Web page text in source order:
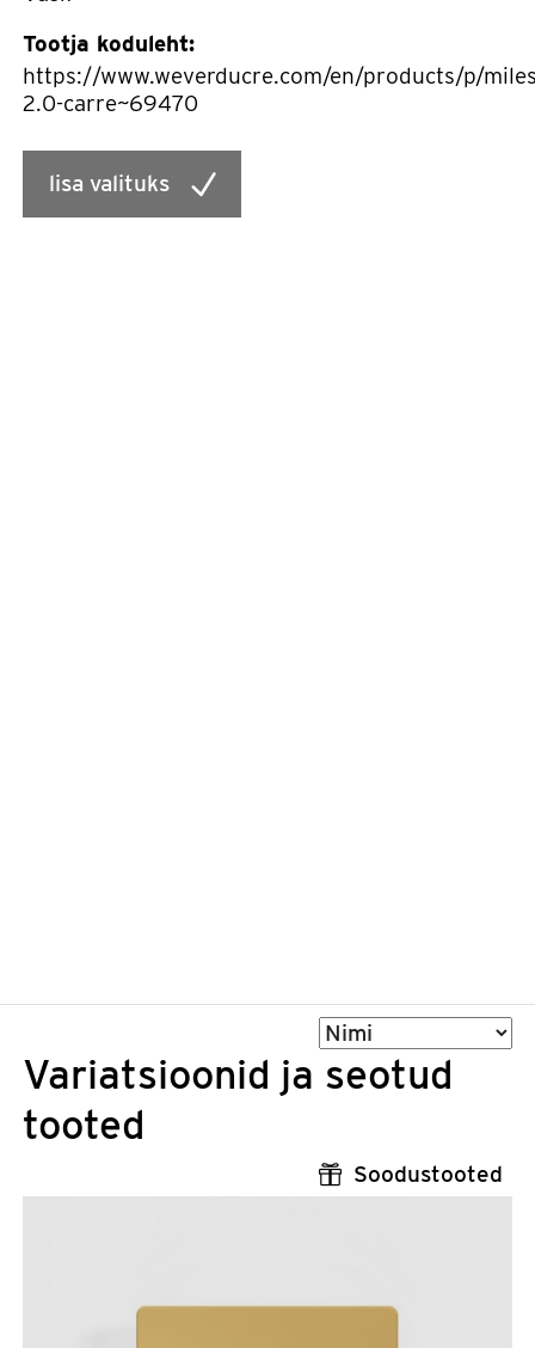
Tootja koduleht:
https://www.weverducre.com/en/products/p/
2.0-carre~69470
lisa valituks
Sorteeri
Variatsioonid ja seotud
tooted
Soodustooted